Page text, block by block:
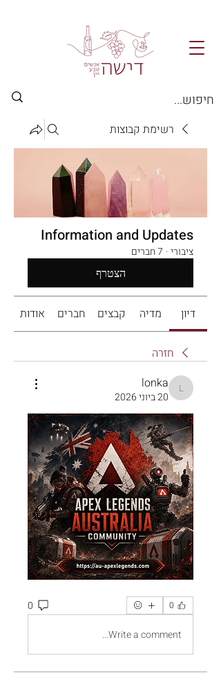
רשימת קבוצות
Information and Updates
ציבורי· 7 חברים
הצטרף
דיון מדיה קבצים חברים אודות
חזרה
lonka
lonka
20 ביוני 2026
0
0
Write a comment...